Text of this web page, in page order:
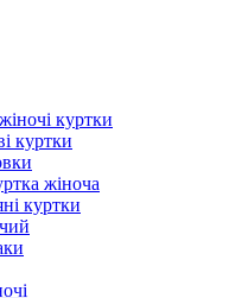
куртки
куртки
жіноча
куртки